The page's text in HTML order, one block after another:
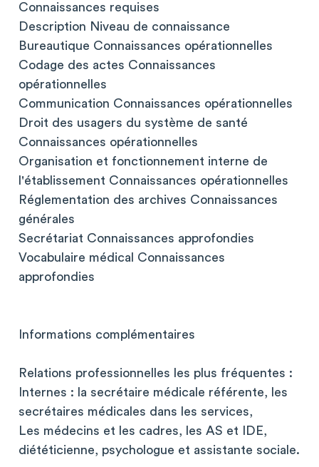
Connaissances requises
Description Niveau de connaissance
Bureautique Connaissances opérationnelles
Codage des actes Connaissances
opérationnelles
Communication Connaissances opérationnelles
Droit des usagers du système de santé
Connaissances opérationnelles
Organisation et fonctionnement interne de
l'établissement Connaissances opérationnelles
Réglementation des archives Connaissances
générales
Secrétariat Connaissances approfondies
Vocabulaire médical Connaissances
approfondies
Informations complémentaires
Relations professionnelles les plus fréquentes :
Internes : la secrétaire médicale référente, les
secrétaires médicales dans les services,
Les médecins et les cadres, les AS et IDE,
diététicienne, psychologue et assistante sociale.